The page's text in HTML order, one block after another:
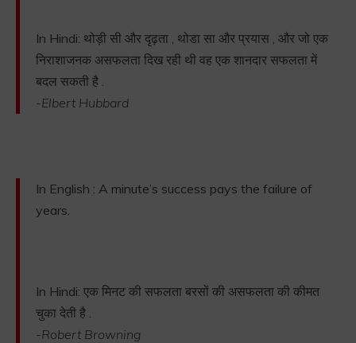
In Hindi: थोड़ी सी और दृढ़ता , थोडा सा और प्रयास , और जो एक
निराशाजनक असफलता दिख रही थी वह एक शानदार सफलता में
बदल सकती है .
-Elbert Hubbard
In English : A minute’s success pays the failure of
years.
In Hindi: एक मिनट की सफलता बरसों की असफलता की कीमत
चुका देती है .
-Robert Browning